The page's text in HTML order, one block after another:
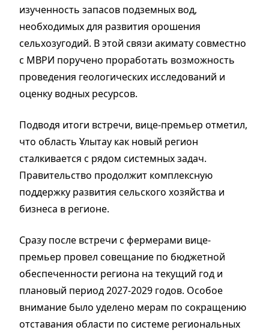
изученность запасов подземных вод,
необходимых для развития орошения
сельхозугодий. В этой связи акимату совместно
с МВРИ поручено проработать возможность
проведения геологических исследований и
оценку водных ресурсов.
Подводя итоги встречи, вице-премьер отметил,
что область Ұлытау как новый регион
сталкивается с рядом системных задач.
Правительство продолжит комплексную
поддержку развития сельского хозяйства и
бизнеса в регионе.
Сразу после встречи с фермерами вице-
премьер провел совещание по бюджетной
обеспеченности региона на текущий год и
плановый период 2027-2029 годов. Особое
внимание было уделено мерам по сокращению
отставания области по системе региональных